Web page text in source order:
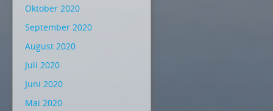
Oktober 2020
September 2020
August 2020
Juli 2020
Juni 2020
Mai 2020